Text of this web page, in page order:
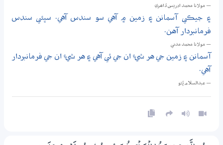
— مولانا محمد ادريس ڏاھري
۽ جيڪي آسمانن ۽ زمين ۾ آهي سو سندس آهي. سڀئي سندس
فرمانبردار آهن.
— مولانا محمد مدني
آسمانن ۽ زمين جي هر شيءِ ان جي ئي آهي ۽ هر شيءِ ان جي فرمانبردار
آهي.
— عبدالسلام ڀُٽو